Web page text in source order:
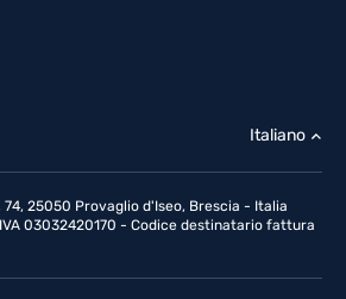
74, 25050 Provaglio d'Iseo, Brescia - Italia
03032420170 - Codice destinatario fattura
Italiano